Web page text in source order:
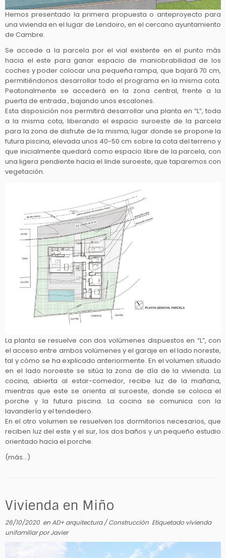
Hemos presentado la primera propuesta o anteproyecto para
una vivienda en el lugar de Lendoiro, en el cercano ayuntamiento
de Cambre.
Se accede a la parcela por el vial existente en el punto más
hacia el este para ganar espacio de maniobrabilidad de los
coches y poder colocar una pequeña rampa, que bajará 70 cm,
permitiéndonos desarrollar todo el programa en la misma cota.
Peatonalmente se accederá en la zona central, frente a la
puerta de entrada , bajando unos escalones.
Esta disposición nos permitirá desarrollar una planta en “L”, toda
a la misma cota, liberando el espacio suroeste de la parcela
para la zona de disfrute de la misma, lugar donde se propone la
futura piscina, elevada unos 40-50 cm sobre la cota del terreno y
que inicialmente quedará como espacio libre de la parcela, con
una ligera pendiente hacia el linde suroeste, que taparemos con
vegetación.
La planta se resuelve con dos volúmenes dispuestos en “L”, con
el acceso entre ambos volúmenes y el garaje en el lado noreste,
tal y cómo se ha explicado anteriormente. En el volumen situado
en el lado noroeste se sitúa la zona de día de la vivienda. La
cocina, abierta al estar-comedor, recibe luz de la mañana,
mientras que este se orienta al suroeste, donde se coloca el
porche y la futura piscina. La cocina se comunica con la
lavandería y el tendedero.
En el otro volumen se resuelven los dormitorios necesarios, que
reciben luz del este y el sur, los dos baños y un pequeño estudio
orientado hacia el porche.
(más…)
Vivienda en Miño
26/10/2020 enAD+ arquitectura/Construcción Etiquetado vivienda
unifamiliarporJavier